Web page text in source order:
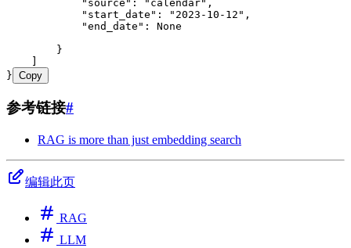
            "
source " : " calendar" ,
            "
start_date " : " 2023-10-12 " ,
            "
end_date " :
None
        }
    ]
} Copy
参考链接#
RAG is more than just embedding search
编辑此页
RAG
LLM